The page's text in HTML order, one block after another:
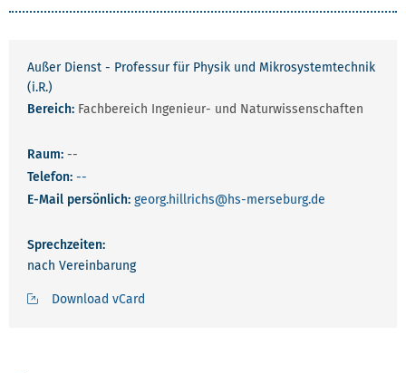
Außer Dienst - Professur für Physik und Mikrosystemtechnik
(i.R.)
Bereich: Fachbereich Ingenieur- und Naturwissenschaften
Raum: --
Telefon: --
E-Mail persönlich: georg.hillrichs@hs-merseburg.de
Sprechzeiten:
nach Vereinbarung
Download vCard